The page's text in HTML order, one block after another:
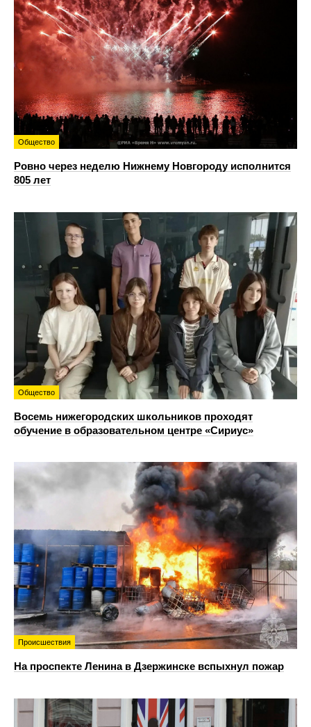
Общество
Ровно через неделю Нижнему Новгороду исполнится
805 лет
Общество
Восемь нижегородских школьников проходят
обучение в образовательном центре «Сириус»
Происшествия
На проспекте Ленина в Дзержинске вспыхнул пожар